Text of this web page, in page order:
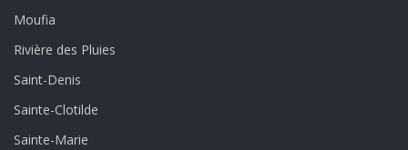
Moufia
Rivière des Pluies
Saint-Denis
Sainte-Clotilde
Sainte-Marie